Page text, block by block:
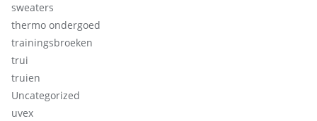
sweaters
thermo ondergoed
trainingsbroeken
trui
truien
Uncategorized
uvex